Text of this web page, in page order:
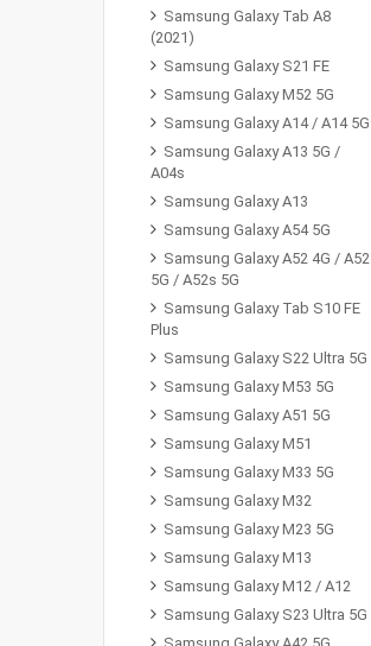
Samsung Galaxy Tab A8
(2021)
Samsung Galaxy S21 FE
Samsung Galaxy M52 5G
Samsung Galaxy A14 / A14 5G
Samsung Galaxy A13 5G /
A04s
Samsung Galaxy A13
Samsung Galaxy A54 5G
Samsung Galaxy A52 4G / A52
5G / A52s 5G
Samsung Galaxy Tab S10 FE
Plus
Samsung Galaxy S22 Ultra 5G
Samsung Galaxy M53 5G
Samsung Galaxy A51 5G
Samsung Galaxy M51
Samsung Galaxy M33 5G
Samsung Galaxy M32
Samsung Galaxy M23 5G
Samsung Galaxy M13
Samsung Galaxy M12 / A12
Samsung Galaxy S23 Ultra 5G